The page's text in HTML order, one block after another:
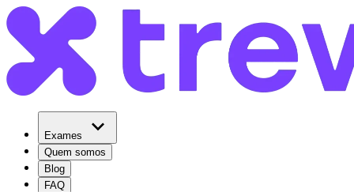
Exames
Quem somos
Blog
FAQ